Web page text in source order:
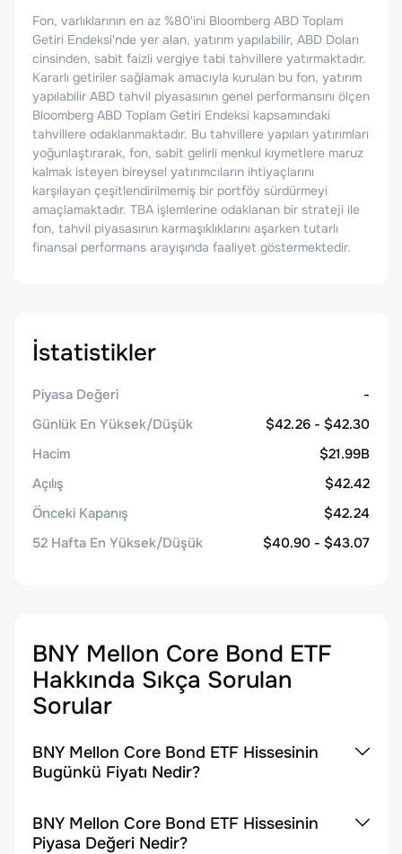
Fon, varlıklarının en az %80'ini Bloomberg ABD Toplam
Getiri Endeksi'nde yer alan, yatırım yapılabilir, ABD Doları
cinsinden, sabit faizli vergiye tabi tahvillere yatırmaktadır.
Kararlı getiriler sağlamak amacıyla kurulan bu fon, yatırım
yapılabilir ABD tahvil piyasasının genel performansını ölçen
Bloomberg ABD Toplam Getiri Endeksi kapsamındaki
tahvillere odaklanmaktadır. Bu tahvillere yapılan yatırımları
yoğunlaştırarak, fon, sabit gelirli menkul kıymetlere maruz
kalmak isteyen bireysel yatırımcıların ihtiyaçlarını
karşılayan çeşitlendirilmemiş bir portföy sürdürmeyi
amaçlamaktadır. TBA işlemlerine odaklanan bir strateji ile
fon, tahvil piyasasının karmaşıklıklarını aşarken tutarlı
finansal performans arayışında faaliyet göstermektedir.
İstatistikler
Piyasa Değeri
-
Günlük En Yüksek/Düşük
$42.26 - $42.30
Hacim
$21.99B
Açılış
$42.42
Önceki Kapanış
$42.24
52 Hafta En Yüksek/Düşük
$40.90 - $43.07
BNY Mellon Core Bond ETF
Hakkında Sıkça Sorulan
Sorular
BNY Mellon Core Bond ETF Hissesinin
Bugünkü Fiyatı Nedir?
BNY Mellon Core Bond ETF Hissesinin
Piyasa Değeri Nedir?